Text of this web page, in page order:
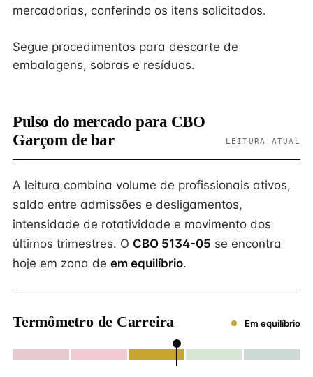
mercadorias, conferindo os itens solicitados.
Segue procedimentos para descarte de
embalagens, sobras e resíduos.
Pulso do mercado para CBO
Garçom de bar
LEITURA ATUAL
A leitura combina volume de profissionais ativos,
saldo entre admissões e desligamentos,
intensidade de rotatividade e movimento dos
últimos trimestres. O CBO 5134-05 se encontra
hoje em zona de em equilíbrio.
Termômetro de Carreira Em equilíbrio